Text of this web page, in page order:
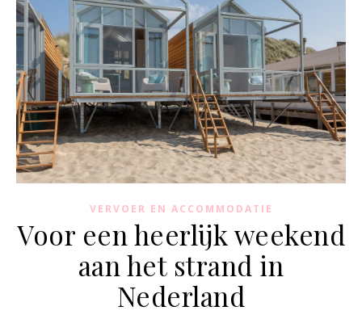
VERVOER EN ACCOMMODATIE
Voor een heerlijk weekend
aan het strand in
Nederland